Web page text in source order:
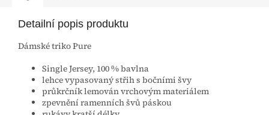
Detailní popis produktu
Dámské triko Pure
Single Jersey, 100 % bavlna
lehce vypasovaný střih s bočními švy
průkrčník lemován vrchovým materiálem
zpevnění ramenních švů páskou